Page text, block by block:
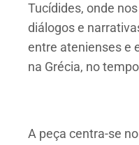
Tucídides, onde
diálogos e
entre atenienses e
na Grécia, no
A peça centra-se